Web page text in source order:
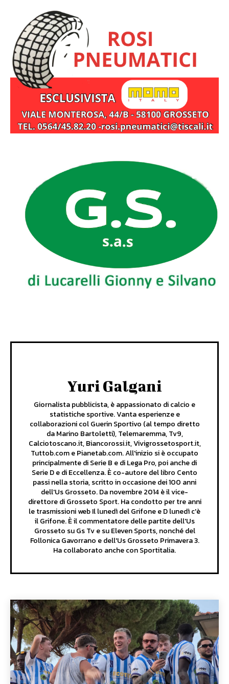
Yuri Galgani
Giornalista pubblicista, è appassionato di calcio e
statistiche sportive. Vanta esperienze e
collaborazioni col Guerin Sportivo (al tempo diretto
da Marino Bartoletti), Telemaremma, Tv9,
Calciotoscano.it, Biancorossi.it, Vivigrossetosport.it,
Tuttob.com e Pianetab.com. All'inizio si è occupato
principalmente di Serie B e di Lega Pro, poi anche di
Serie D e di Eccellenza. È co-autore del libro Cento
passi nella storia, scritto in occasione dei 100 anni
dell'Us Grosseto. Da novembre 2014 è il vice-
direttore di Grosseto Sport. Ha condotto per tre anni
le trasmissioni web Il lunedì del Grifone e D lunedì c'è
il Grifone. È il commentatore delle partite dell'Us
Grosseto su Gs Tv e su Eleven Sports, nonché del
Follonica Gavorrano e dell'Us Grosseto Primavera 3.
Ha collaborato anche con Sportitalia.